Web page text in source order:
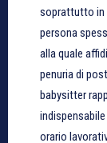
soprattutto in
persona
alla quale
penuria di
babysitter
orario